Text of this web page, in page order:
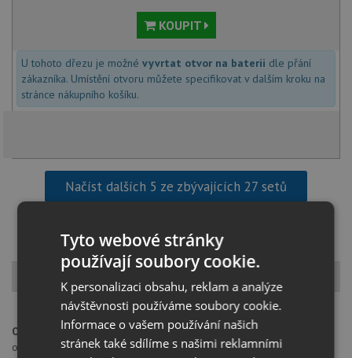
KOUPIT
U tohoto dřezu je možné vyvrtat otvor na baterii dle přání
zákazníka. Umístění otvoru můžete specifikovat v dalším kroku na
stránce nákupního košíku.
Načíst dalších 5 ze zbývajících 27 setů
Popis produktu
Otvor pro baterii:na spodní straně má dřez 2 částečně předvrtané
otvory průměru 35 mm pro umístění baterie, excentru nebo
Tyto webové stránky
používají soubory cookie.
K personalizaci obsahu, reklam a analýze
návštěvnosti používáme soubory cookie.
Informace o vašem používání našich
stránek také sdílíme s našimi reklamními